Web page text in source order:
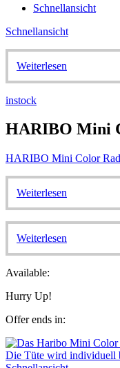
Schnellansicht
Schnellansicht
Weiterlesen
instock
HARIBO Mini
HARIBO Mini Color
Weiterlesen
Weiterlesen
Available:
Hurry Up!
Offer ends in: